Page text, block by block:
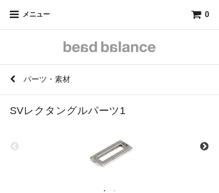
メニュー 0
パーツ・素材
SVレクタングルパーツ1